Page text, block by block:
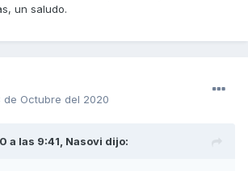
un saludo.
de Octubre del 2020
a las 9:41, Nasovi dijo: